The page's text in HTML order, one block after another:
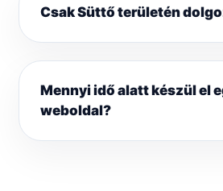
Csak Süttő területén
Mennyi idő alatt készül el
weboldal?